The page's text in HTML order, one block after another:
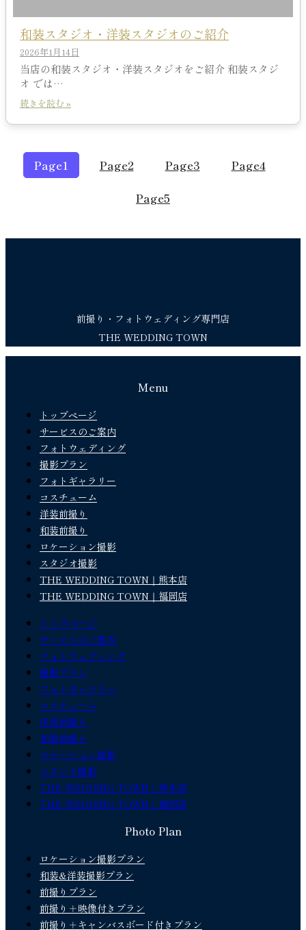
和装スタジオ・洋装スタジオのご紹介
2026年1月14日
当店の和装スタジオ・洋装スタジオをご紹介 和装スタジ
オ では…
続きを読む »
Page1 Page2 Page3 Page4
Page5
前撮り・フォトウェディング専門店
THE WEDDING TOWN
Menu
トップページ
サービスのご案内
フォトウェディング
撮影プラン
フォトギャラリー
コスチューム
洋装前撮り
和装前撮り
ロケーション撮影
スタジオ撮影
THE WEDDING TOWN｜熊本店
THE WEDDING TOWN｜福岡店
トップページ
サービスのご案内
フォトウェディング
撮影プラン
フォトギャラリー
コスチューム
洋装前撮り
和装前撮り
ロケーション撮影
スタジオ撮影
THE WEDDING TOWN｜熊本店
THE WEDDING TOWN｜福岡店
Photo Plan
ロケーション撮影プラン
和装&洋装撮影プラン
前撮りプラン
前撮り＋映像付きプラン
前撮り＋キャンバスボード付きプラン